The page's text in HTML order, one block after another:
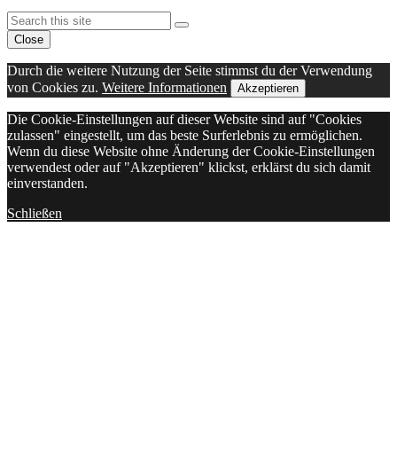
Back
To
Top
Search
Search
Close
Durch die weitere Nutzung der Seite stimmst du der Verwendung
von Cookies zu. Weitere Informationen Akzeptieren
Die Cookie-Einstellungen auf dieser Website sind auf "Cookies
zulassen" eingestellt, um das beste Surferlebnis zu ermöglichen.
Wenn du diese Website ohne Änderung der Cookie-Einstellungen
verwendest oder auf "Akzeptieren" klickst, erklärst du sich damit
einverstanden.
Schließen